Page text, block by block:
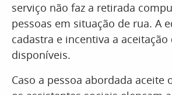
serviço não faz a retirada
pessoas em situação de rua. A
cadastra e incentiva a aceitação
disponíveis.
Caso a pessoa abordada aceite